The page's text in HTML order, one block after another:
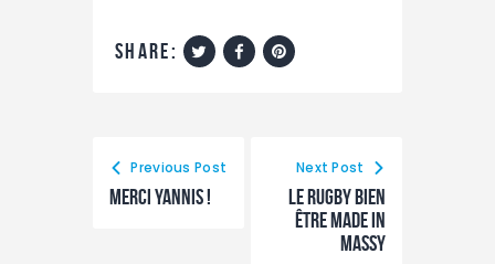
share:
Previous Post
merci Yannis !
Next Post
Le rugby bien
être made in
massy